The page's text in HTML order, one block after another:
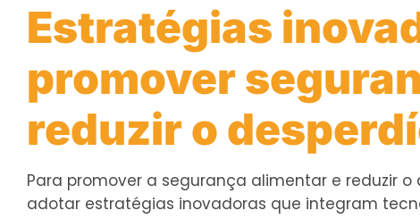
Estratégias
promover
reduzir o
Para promover a segurança alimentar e reduzir
adotar estratégias inovadoras que integram